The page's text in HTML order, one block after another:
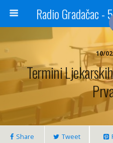
10/
Termini
Share Tweet